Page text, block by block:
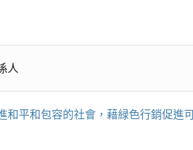
人
和平和包容的社會，藉緑色行銷促進